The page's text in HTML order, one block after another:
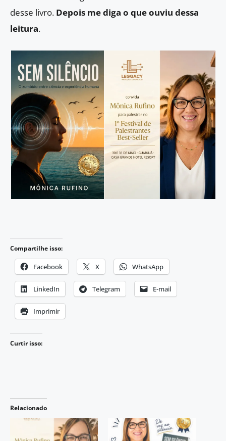
desse livro. Depois me diga o que ouviu dessa
leitura.
Compartilhe isso:
Facebook X WhatsApp
LinkedIn Telegram E-mail
Imprimir
Curtir isso:
Relacionado